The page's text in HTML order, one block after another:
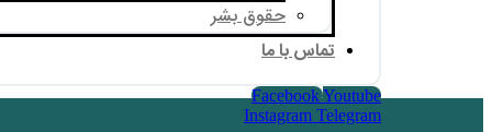
حقوق بشر
تماس با ما
FacebookYoutube
Instagram Telegram